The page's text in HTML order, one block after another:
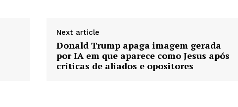
Next article
Donald Trump apaga imagem gerada
por IA em que aparece como Jesus após
críticas de aliados e opositores